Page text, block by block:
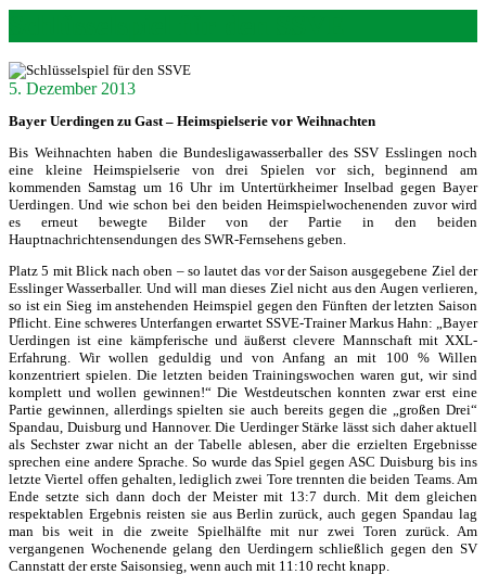
5. Dezember 2013
Bayer Uerdingen zu Gast – Heimspielserie vor Weihnachten
Bis Weihnachten haben die Bundesligawasserballer des SSV Esslingen noch
eine kleine Heimspielserie von drei Spielen vor sich, beginnend am
kommenden Samstag um 16 Uhr im Untertürkheimer Inselbad gegen Bayer
Uerdingen. Und wie schon bei den beiden Heimspielwochenenden zuvor wird
es erneut bewegte Bilder von der Partie in den beiden
Hauptnachrichtensendungen des SWR-Fernsehens geben.
Platz 5 mit Blick nach oben – so lautet das vor der Saison ausgegebene Ziel der
Esslinger Wasserballer. Und will man dieses Ziel nicht aus den Augen verlieren,
so ist ein Sieg im anstehenden Heimspiel gegen den Fünften der letzten Saison
Pflicht. Eine schweres Unterfangen erwartet SSVE-Trainer Markus Hahn: „Bayer
Uerdingen ist eine kämpferische und äußerst clevere Mannschaft mit XXL-
Erfahrung. Wir wollen geduldig und von Anfang an mit 100 % Willen
konzentriert spielen. Die letzten beiden Trainingswochen waren gut, wir sind
komplett und wollen gewinnen!“ Die Westdeutschen konnten zwar erst eine
Partie gewinnen, allerdings spielten sie auch bereits gegen die „großen Drei“
Spandau, Duisburg und Hannover. Die Uerdinger Stärke lässt sich daher aktuell
als Sechster zwar nicht an der Tabelle ablesen, aber die erzielten Ergebnisse
sprechen eine andere Sprache. So wurde das Spiel gegen ASC Duisburg bis ins
letzte Viertel offen gehalten, lediglich zwei Tore trennten die beiden Teams. Am
Ende setzte sich dann doch der Meister mit 13:7 durch. Mit dem gleichen
respektablen Ergebnis reisten sie aus Berlin zurück, auch gegen Spandau lag
man bis weit in die zweite Spielhälfte mit nur zwei Toren zurück. Am
vergangenen Wochenende gelang den Uerdingern schließlich gegen den SV
Cannstatt der erste Saisonsieg, wenn auch mit 11:10 recht knapp.